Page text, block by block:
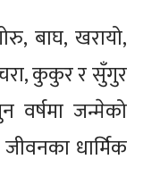
बाघ, खरायो,
चरा, कुकुर र सुँगुर
वर्षमा जन्मेको
धार्मिक